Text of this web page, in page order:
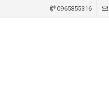
0965855316